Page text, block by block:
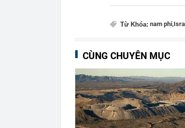
Từ Khóa: nam phi,
CÙNG CHUYÊN MỤC